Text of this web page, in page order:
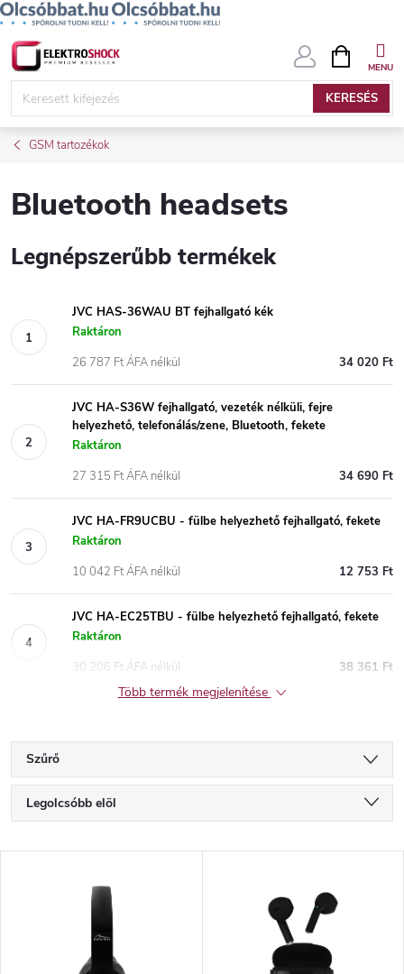
Ugrás
KERESÉS
KOSÁR
GSM tartozékok
Bluetooth headsets
Legnépszerűbb termékek
JVC HAS-36WAU BT fejhallgató kék
Raktáron
34 020 Ft
26 787 Ft ÁFA nélkül
JVC HA-S36W fejhallgató, vezeték nélküli, fejre
helyezhető, telefonálás/zene, Bluetooth, fekete
Raktáron
34 690 Ft
27 315 Ft ÁFA nélkül
JVC HA-FR9UCBU - fülbe helyezhető fejhallgató, fekete
Raktáron
12 753 Ft
10 042 Ft ÁFA nélkül
JVC HA-EC25TBU - fülbe helyezhető fejhallgató, fekete
Raktáron
38 361 Ft
30 206 Ft ÁFA nélkül
Több termék megjelenítése
Szűrő
T
e
Legolcsóbb elöl
ABC szerint